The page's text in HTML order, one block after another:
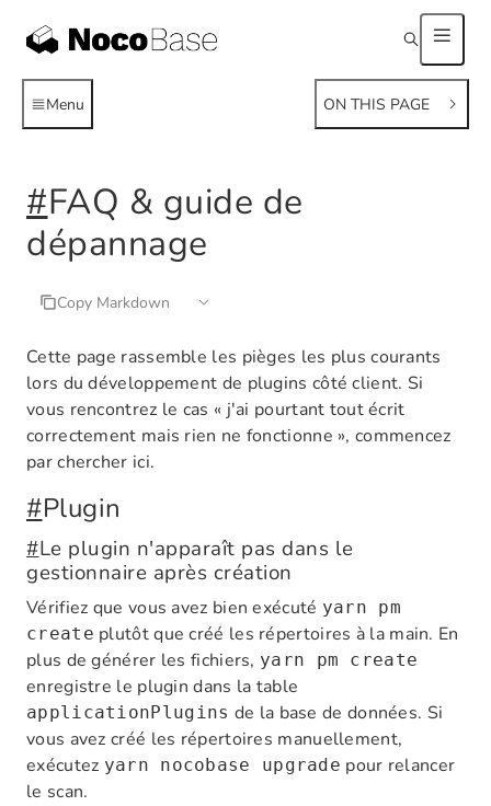
Menu ON THIS PAGE
#FAQ & guide de
dépannage
Copy Markdown
Cette page rassemble les pièges les plus courants
lors du développement de plugins côté client. Si
vous rencontrez le cas « j'ai pourtant tout écrit
correctement mais rien ne fonctionne », commencez
par chercher ici.
#Plugin
#Le plugin n'apparaît pas dans le
gestionnaire après création
Vérifiez que vous avez bien exécuté yarn pm
create plutôt que créé les répertoires à la main. En
plus de générer les fichiers, yarn pm create
enregistre le plugin dans la table
applicationPlugins de la base de données. Si
vous avez créé les répertoires manuellement,
exécutez yarn nocobase upgrade pour relancer
le scan.